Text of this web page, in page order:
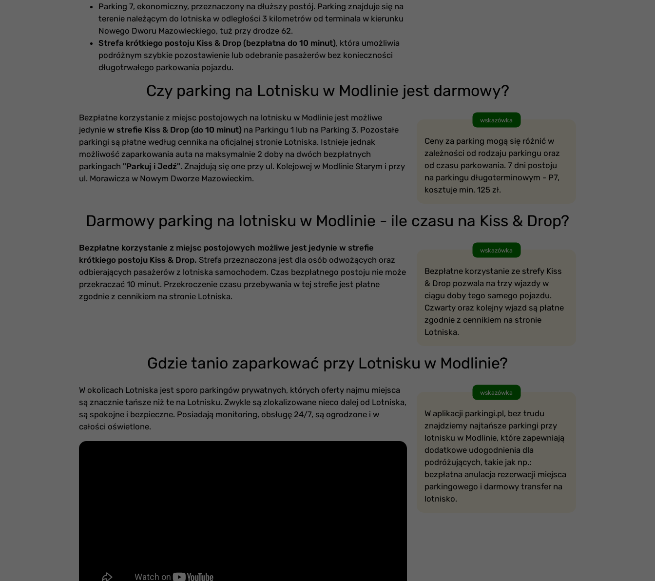
Parking 7, ekonomiczny, przeznaczony na dłuższy postój. Parking znajduje się na
terenie należącym do lotniska w odległości 3 kilometrów od terminala w kierunku
Nowego Dworu Mazowieckiego, tuż przy drodze 62.
Strefa krótkiego postoju Kiss & Drop (bezpłatna do 10 minut), która umożliwia
podróżnym szybkie pozostawienie lub odebranie pasażerów bez konieczności
długotrwałego parkowania pojazdu.
Czy parking na Lotnisku w Modlinie jest darmowy?
Bezpłatne korzystanie z miejsc postojowych na lotnisku w Modlinie jest możliwe
jedynie w strefie Kiss & Drop (do 10 minut) na Parkingu 1 lub na Parking 3. Pozostałe
parkingi są płatne według cennika na oficjalnej stronie Lotniska. Istnieje jednak
możliwość zaparkowania auta na maksymalnie 2 doby na dwóch bezpłatnych
parkingach "Parkuj i Jedź". Znajdują się one przy ul. Kolejowej w Modlinie Starym i przy
ul. Morawicza w Nowym Dworze Mazowieckim.
wskazówka
Ceny za parking mogą się różnić w
zależności od rodzaju parkingu oraz
od czasu parkowania. 7 dni postoju
na parkingu długoterminowym - P7,
kosztuje min. 125 zł.
Darmowy parking na lotnisku w Modlinie - ile czasu na Kiss & Drop?
Bezpłatne korzystanie z miejsc postojowych możliwe jest jedynie w strefie
krótkiego postoju Kiss & Drop. Strefa przeznaczona jest dla osób odwożących oraz
odbierających pasażerów z lotniska samochodem. Czas bezpłatnego postoju nie może
przekraczać 10 minut. Przekroczenie czasu przebywania w tej strefie jest płatne
zgodnie z cennikiem na stronie Lotniska.
wskazówka
Bezpłatne korzystanie ze strefy Kiss
& Drop pozwala na trzy wjazdy w
ciągu doby tego samego pojazdu.
Czwarty oraz kolejny wjazd są płatne
zgodnie z cennikiem na stronie
Lotniska.
Gdzie tanio zaparkować przy Lotnisku w Modlinie?
W okolicach Lotniska jest sporo parkingów prywatnych, których oferty najmu miejsca
są znacznie tańsze niż te na Lotnisku. Zwykle są zlokalizowane nieco dalej od Lotniska,
są spokojne i bezpieczne. Posiadają monitoring, obsługę 24/7, są ogrodzone i w
całości oświetlone.
wskazówka
W aplikacji parkingi.pl, bez trudu
znajdziemy najtańsze parkingi przy
lotnisku w Modlinie, które zapewniają
dodatkowe udogodnienia dla
podróżujących, takie jak np.:
bezpłatna anulacja rezerwacji miejsca
parkingowego i darmowy transfer na
lotnisko.